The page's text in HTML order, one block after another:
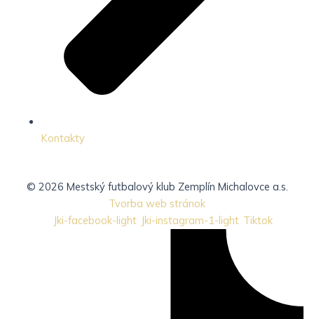
Kontakty
© 2026 Mestský futbalový klub Zemplín Michalovce a.s.
Tvorba web stránok
Jki-facebook-light Jki-instagram-1-light Tiktok